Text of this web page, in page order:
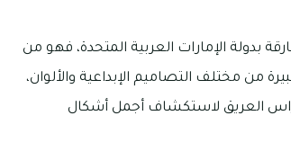
بدولة الإمارات العربية المتحدة، فهو من
من مختلف التصاميم الإبداعية والألوان،
العريق لاستكشاف أجمل أشكال